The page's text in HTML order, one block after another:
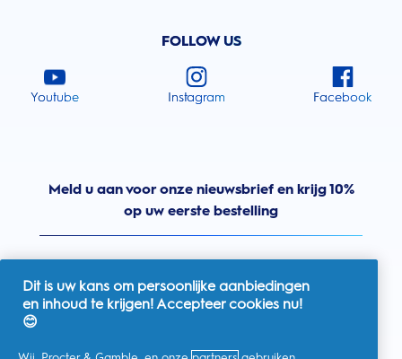
FOLLOW US
Youtube Instagram Facebook
Meld u aan voor onze nieuwsbrief en krijg 10%
op uw eerste bestelling
Dit is uw kans om persoonlijke aanbiedingen
en inhoud te krijgen! Accepteer cookies nu!
😊